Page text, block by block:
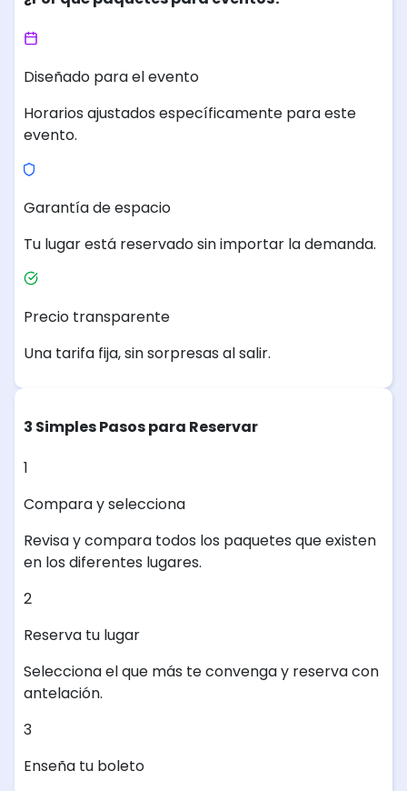
Diseñado para el evento
Horarios ajustados específicamente para este
evento.
Garantía de espacio
Tu lugar está reservado sin importar la demanda.
Precio transparente
Una tarifa fija, sin sorpresas al salir.
3 Simples Pasos para Reservar
1
Compara y selecciona
Revisa y compara todos los paquetes que existen
en los diferentes lugares.
2
Reserva tu lugar
Selecciona el que más te convenga y reserva con
antelación.
3
Enseña tu boleto